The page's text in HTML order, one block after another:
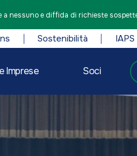
nessuno e diffida di richieste
Sostenibilità IAPS
Imprese Soci